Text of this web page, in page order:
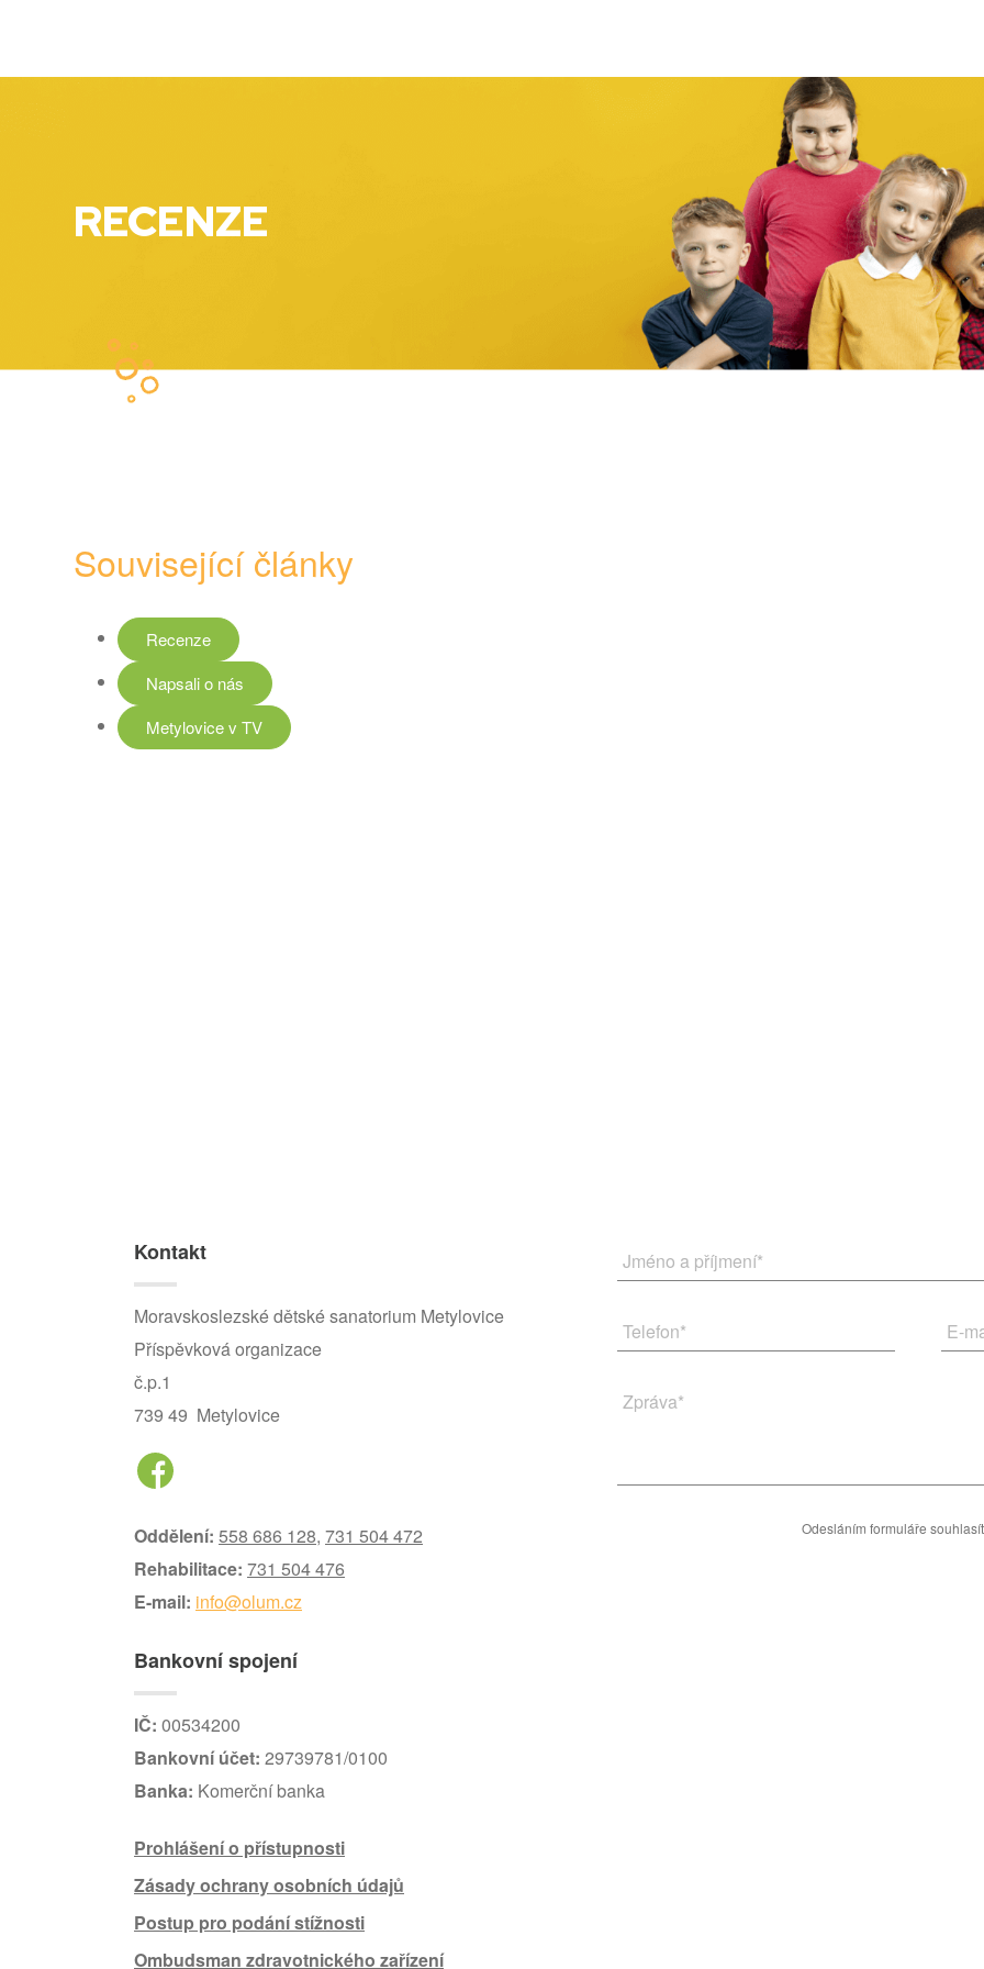
RECENZE
Související články
Recenze
Napsali o nás
Metylovice v TV
Kontakt
Moravskoslezské dětské sanatorium Metylovice
Příspěvková organizace
č.p.1
739 49 Metylovice
Oddělení: 558 686 128, 731 504 472
Rehabilitace: 731 504 476
E-mail: info@olum.cz
Bankovní spojení
IČ: 00534200
Bankovní účet: 29739781/0100
Banka: Komerční banka
Prohlášení o přístupnosti
Zásady ochrany osobních údajů
Postup pro podání stížnosti
Ombudsman zdravotnického zařízení
Jméno a příjmení*
Telefon* E-
Zpráva*
Odesláním formuláře